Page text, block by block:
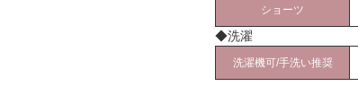
ショーツ
◆洗濯
洗濯機可/手洗い推奨